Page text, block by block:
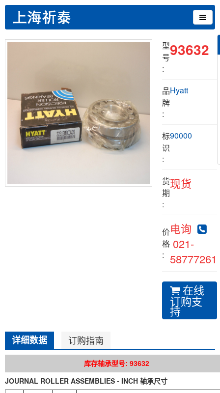
型
号
:
93632
品
牌
:
Hyatt
标
识
:
90000
货
期
:
现货
价
格
:
电询
021-
58777261
在线
订购支
持
详细数据 订购指南
库存轴承型号: 93632
JOURNAL ROLLER ASSEMBLIES - INCH 轴承尺寸